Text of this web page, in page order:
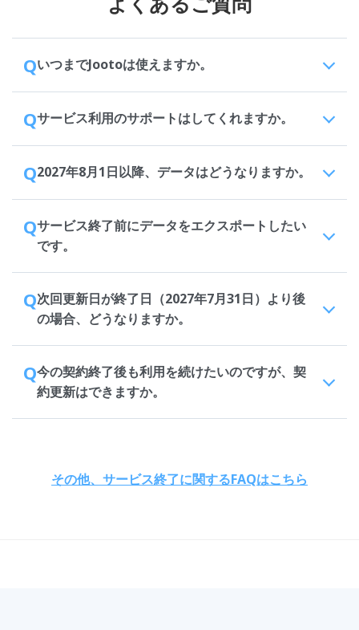
QいつまでJootoは使えますか。
Qサービス利用のサポートはしてくれますか。
Q2027年8月1日以降、データはどうなりますか。
Qサービス終了前にデータをエクスポートしたい
です。
Q次回更新日が終了日（2027年7月31日）より後
の場合、どうなりますか。
Q今の契約終了後も利用を続けたいのですが、契
約更新はできますか。
その他、サービス終了に関するFAQはこちら